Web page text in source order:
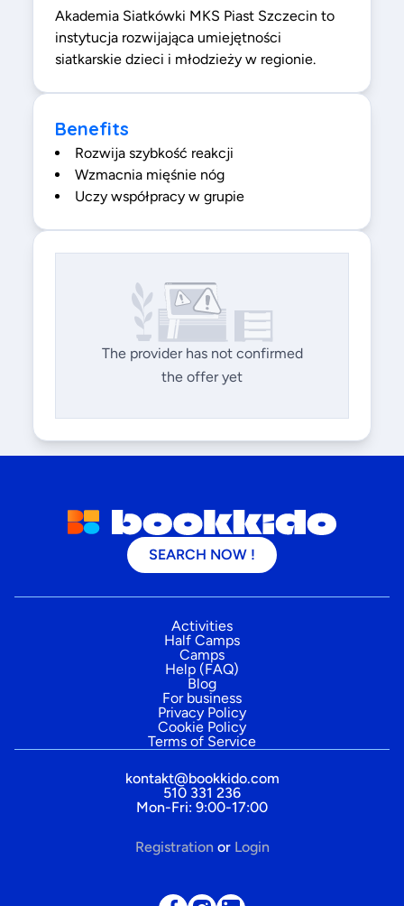
Akademia Siatkówki MKS Piast Szczecin to
instytucja rozwijająca umiejętności
siatkarskie dzieci i młodzieży w regionie.
Benefits
Rozwija szybkość reakcji
Wzmacnia mięśnie nóg
Uczy współpracy w grupie
The provider has not confirmed
the offer yet
SEARCH NOW !
Activities
Half Camps
Camps
Help (FAQ)
Blog
For business
Privacy Policy
Cookie Policy
Terms of Service
kontakt@bookkido.com
510 331 236
Mon-Fri: 9:00-17:00
Registration or Login